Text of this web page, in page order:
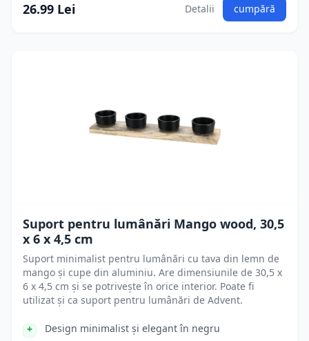
26.99 Lei Detalii cumpără
Suport pentru lumânări Mango wood, 30,5
x 6 x 4,5 cm
Suport minimalist pentru lumânări cu tava din lemn de
mango și cupe din aluminiu. Are dimensiunile de 30,5 x
6 x 4,5 cm și se potrivește în orice interior. Poate fi
utilizat și ca suport pentru lumânări de Advent.
Design minimalist și elegant în negru